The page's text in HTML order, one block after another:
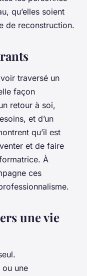
qu’elles soient
de reconstruction.
traversé un
façon
retour à soi,
et d’un
qu’il est
et de faire
À
ces
une vie
ou une